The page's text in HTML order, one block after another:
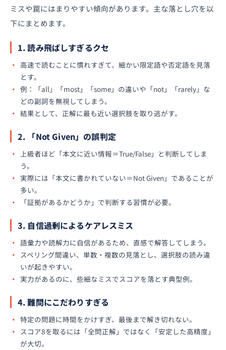
ミスや罠にはまりやすい傾向があります。主な落とし穴を以
下にまとめます。
1. 読み飛ばしすぎるクセ
高速で読むことに慣れすぎて、細かい限定語や否定語を見落
とす。
例：「all」「most」「some」の違いや「not」「rarely」な
どの副詞を無視してしまう。
結果として、正解に最も近い選択肢を取り逃がす。
2. 「Not Given」の誤判定
上級者ほど「本文に近い情報＝True/False」と判断してしま
う。
実際には「本文に書かれていない＝Not Given」であることが
多い。
「証拠があるかどうか」で判断する習慣が必要。
3. 自信過剰によるケアレスミス
語彙力や読解力に自信があるため、直感で解答してしまう。
スペリング間違い、単数・複数の見落とし、選択肢の読み違
いが起きやすい。
実力があるのに、些細なミスでスコアを落とす典型例。
4. 難問にこだわりすぎる
特定の問題に時間をかけすぎ、最後まで解き切れない。
スコア8を取るには「全問正解」ではなく「安定した高精度」
が大切。